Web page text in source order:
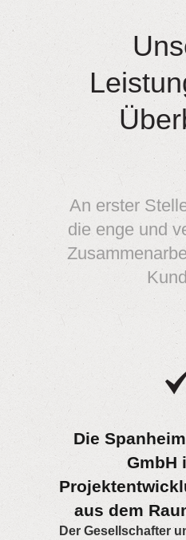
An erster
die enge und
Die
GmbH
aus dem
Der Gesellschafter